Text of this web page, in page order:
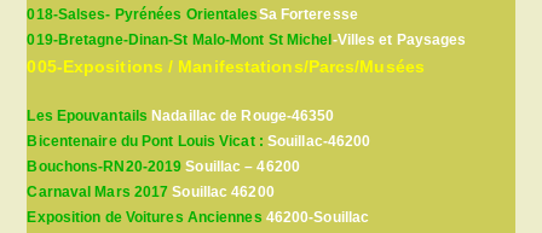
018-Salses- Pyrénées OrientalesSa Forteresse
019-Bretagne-Dinan-St Malo-Mont St Michel -Villes et Paysages
005-Expositions / Manifestations/Parcs/Musées
Les Epouvantails Nadaillac de Rouge-46350
Bicentenaire du Pont Louis Vicat : Souillac-46200
Bouchons-RN20-2019Souillac – 46200
Carnaval Mars 2017 Souillac 46200
Exposition de Voitures Anciennes 46200-Souillac